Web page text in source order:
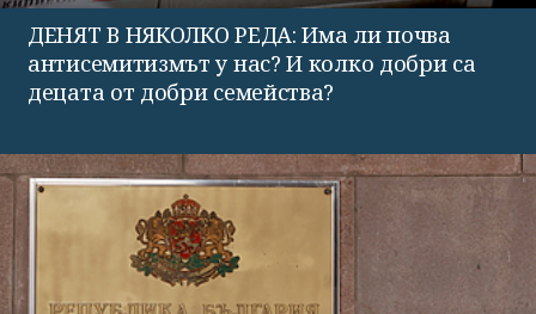
ДЕНЯТ В НЯКОЛКО РЕДА: Има ли почва
антисемитизмът у нас? И колко добри са
децата от добри семейства?